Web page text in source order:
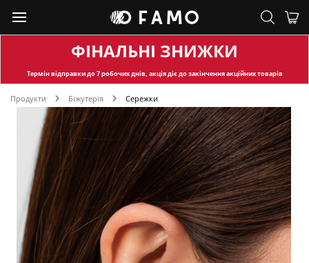
ФІНАЛЬНІ ЗНИЖКИ
Термін відправкидо 7 робочих днів, акція діє до закінчення акційних товарів
Продукти Біжутерія Сережки